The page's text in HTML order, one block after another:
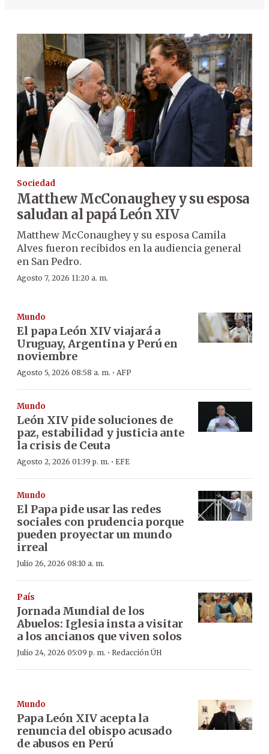
Sociedad
Matthew McConaughey y su esposa
saludan al papá León XIV
Matthew McConaughey y su esposa Camila
Alves fueron recibidos en la audiencia general
en San Pedro.
Agosto 7, 2026 11:20 a. m.
Mundo
El papa León XIV viajará a
Uruguay, Argentina y Perú en
noviembre
Agosto 5, 2026 08:58 a. m. · AFP
Mundo
León XIV pide soluciones de
paz, estabilidad y justicia ante
la crisis de Ceuta
Agosto 2, 2026 01:39 p. m. · EFE
Mundo
El Papa pide usar las redes
sociales con prudencia porque
pueden proyectar un mundo
irreal
Julio 26, 2026 08:10 a. m.
País
Jornada Mundial de los
Abuelos: Iglesia insta a visitar
a los ancianos que viven solos
Julio 24, 2026 05:09 p. m. · Redacción ÚH
Mundo
Papa León XIV acepta la
renuncia del obispo acusado
de abusos en Perú